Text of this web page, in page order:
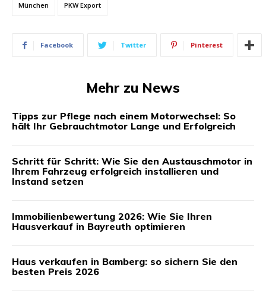
München PKW Export
Facebook Twitter Pinterest
Mehr zu News
Tipps zur Pflege nach einem Motorwechsel: So
hält Ihr Gebrauchtmotor Lange und Erfolgreich
Schritt für Schritt: Wie Sie den Austauschmotor in
Ihrem Fahrzeug erfolgreich installieren und
Instand setzen
Immobilienbewertung 2026: Wie Sie Ihren
Hausverkauf in Bayreuth optimieren
Haus verkaufen in Bamberg: so sichern Sie den
besten Preis 2026